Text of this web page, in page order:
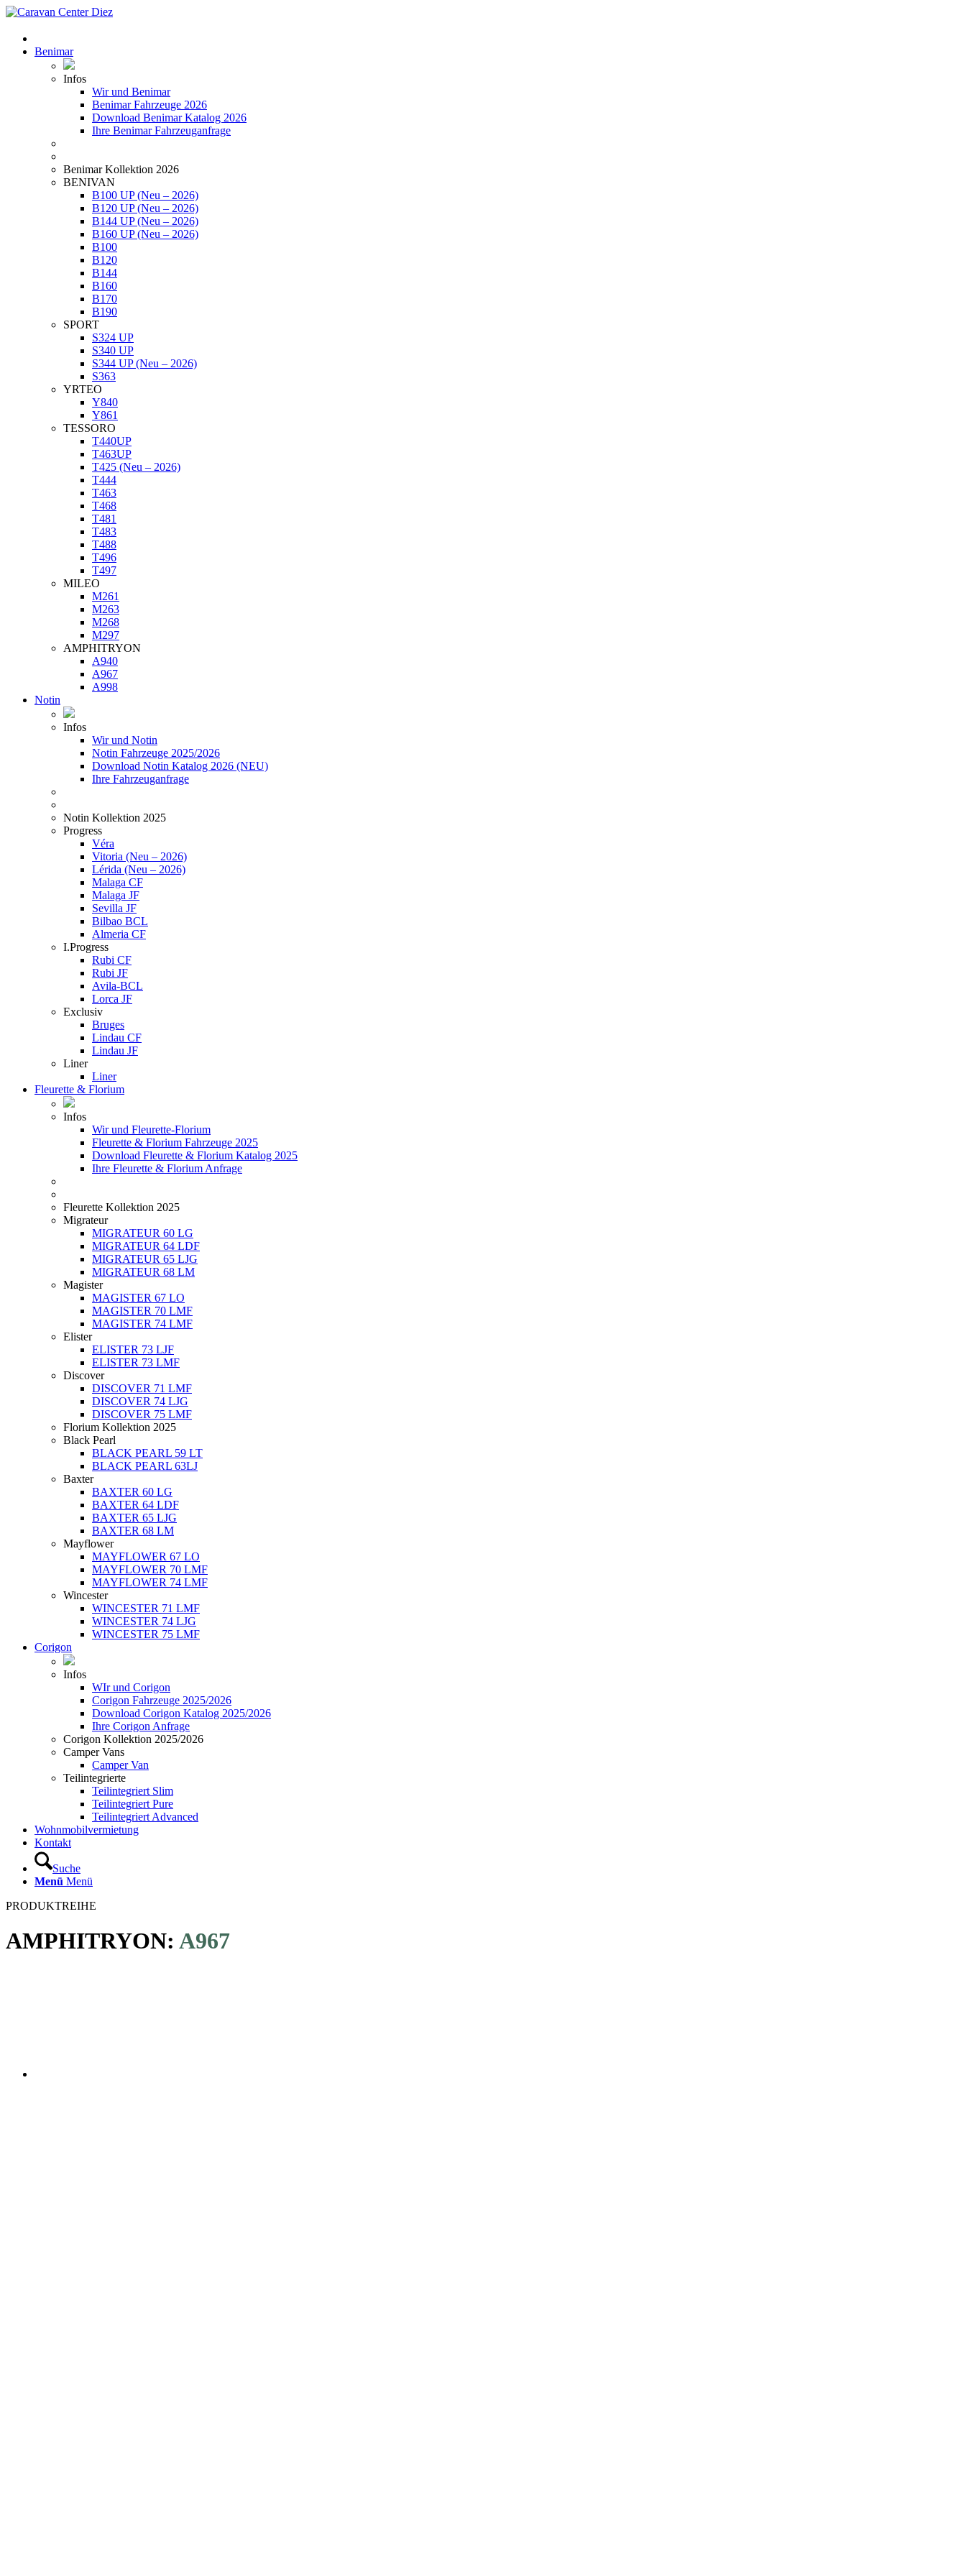
Benimar
Infos
Wir und Benimar
Benimar Fahrzeuge 2026
Download Benimar Katalog 2026
Ihre Benimar Fahrzeuganfrage
Benimar Kollektion 2026
BENIVAN
B100 UP (Neu – 2026)
B120 UP (Neu – 2026)
B144 UP (Neu – 2026)
B160 UP (Neu – 2026)
B100
B120
B144
B160
B170
B190
SPORT
S324 UP
S340 UP
S344 UP (Neu – 2026)
S363
YRTEO
Y840
Y861
TESSORO
T440UP
T463UP
T425 (Neu – 2026)
T444
T463
T468
T481
T483
T488
T496
T497
MILEO
M261
M263
M268
M297
AMPHITRYON
A940
A967
A998
Notin
Infos
Wir und Notin
Notin Fahrzeuge 2025/2026
Download Notin Katalog 2026 (NEU)
Ihre Fahrzeuganfrage
Notin Kollektion 2025
Progress
Véra
Vitoria (Neu – 2026)
Lérida (Neu – 2026)
Malaga CF
Malaga JF
Sevilla JF
Bilbao BCL
Almeria CF
I.Progress
Rubi CF
Rubi JF
Avila-BCL
Lorca JF
Exclusiv
Bruges
Lindau CF
Lindau JF
Liner
Liner
Fleurette & Florium
Infos
Wir und Fleurette-Florium
Fleurette & Florium Fahrzeuge 2025
Download Fleurette & Florium Katalog 2025
Ihre Fleurette & Florium Anfrage
Fleurette Kollektion 2025
Migrateur
MIGRATEUR 60 LG
MIGRATEUR 64 LDF
MIGRATEUR 65 LJG
MIGRATEUR 68 LM
Magister
MAGISTER 67 LO
MAGISTER 70 LMF
MAGISTER 74 LMF
Elister
ELISTER 73 LJF
ELISTER 73 LMF
Discover
DISCOVER 71 LMF
DISCOVER 74 LJG
DISCOVER 75 LMF
Florium Kollektion 2025
Black Pearl
BLACK PEARL 59 LT
BLACK PEARL 63LJ
Baxter
BAXTER 60 LG
BAXTER 64 LDF
BAXTER 65 LJG
BAXTER 68 LM
Mayflower
MAYFLOWER 67 LO
MAYFLOWER 70 LMF
MAYFLOWER 74 LMF
Wincester
WINCESTER 71 LMF
WINCESTER 74 LJG
WINCESTER 75 LMF
Corigon
Infos
WIr und Corigon
Corigon Fahrzeuge 2025/2026
Download Corigon Katalog 2025/2026
Ihre Corigon Anfrage
Corigon Kollektion 2025/2026
Camper Vans
Camper Van
Teilintegrierte
Teilintegriert Slim
Teilintegriert Pure
Teilintegriert Advanced
Wohnmobilvermietung
Kontakt
Suche
Menü Menü
PRODUKTREIHE
AMPHITRYON: A967